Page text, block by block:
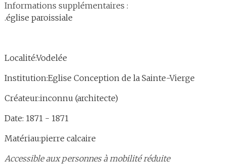
Informations supplémentaires :
.église paroissiale
Localité:Vodelée
Institution:Eglise Conception de la Sainte-Vierge
Créateur:inconnu (architecte)
Date: 1871 - 1871
Matériau:pierre calcaire
Accessible aux personnes à mobilité réduite